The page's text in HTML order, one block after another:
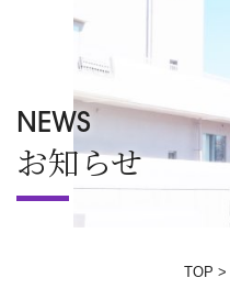
キャンパスライフ
オープンキャンパス
NEWS
お知らせ
TOP >